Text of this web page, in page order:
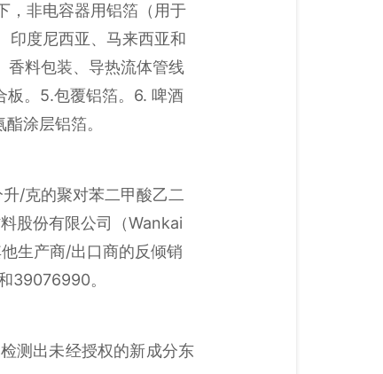
，非电容器用铝箔（用于
印度尼西亚、马来西亚和
香料包装、导热流体管线
板。5.包覆铝箔。6. 啤酒
涂层铝箔。
/克的聚对苯二甲酸乙二
股份有限公司（Wankai
生产商/出口商的反倾销
39076990。
测出未经授权的新成分东